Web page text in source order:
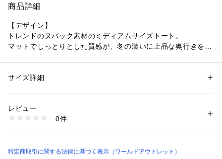
商品詳細
【デザイン】
トレンドのヌバック素材のミディアムサイズトート。
マットでしっとりとした質感が、冬の装いに上品な奥行きをプ
シンプルなトートにほどよいアクセントを添え、きちんと感も
手持ち・肩掛け・コーデに合わせた使い分けが叶います。
ライトベージュ／ピンク／キャメルの3色展開。
ギフトにもおすすめな、季節感と実用性を兼ね備えた一品で
性別：レディース
素材：合成皮革
商品番号：
153-01060 （ショップ）
サイズ詳細
レビュー
0件
特定商取引に関する法律に基づく表示（ワールドアウトレット）